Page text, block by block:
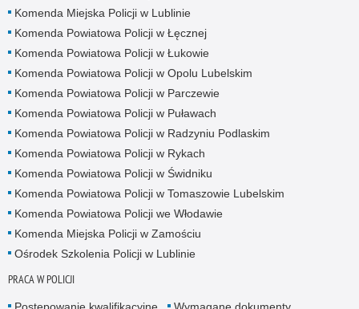
Komenda Miejska Policji w Lublinie
Komenda Powiatowa Policji w Łęcznej
Komenda Powiatowa Policji w Łukowie
Komenda Powiatowa Policji w Opolu Lubelskim
Komenda Powiatowa Policji w Parczewie
Komenda Powiatowa Policji w Puławach
Komenda Powiatowa Policji w Radzyniu Podlaskim
Komenda Powiatowa Policji w Rykach
Komenda Powiatowa Policji w Świdniku
Komenda Powiatowa Policji w Tomaszowie Lubelskim
Komenda Powiatowa Policji we Włodawie
Komenda Miejska Policji w Zamościu
Ośrodek Szkolenia Policji w Lublinie
PRACA W POLICJI
Postępowanie kwalifikacyjne
Wymagane dokumenty